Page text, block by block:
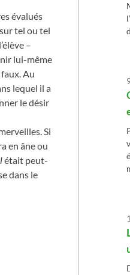
évalués
tel ou tel
–
lui-même
Au
lequel il a
le désir
Si
en âne ou
était peut-
dans le